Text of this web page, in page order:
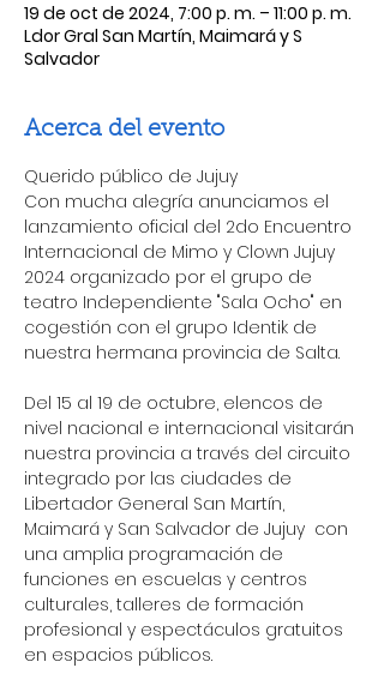
19 de oct de 2024, 7:00 p. m. – 11:00 p. m.
Ldor Gral San Martín, Maimará y S
Salvador
Acerca del evento
Querido público de Jujuy
Con mucha alegría anunciamos el
lanzamiento oficial del 2do Encuentro
Internacional de Mimo y Clown Jujuy
2024 organizado por el grupo de
teatro Independiente "Sala Ocho" en
cogestión con el grupo Identik de
nuestra hermana provincia de Salta.
Del 15 al 19 de octubre, elencos de
nivel nacional e internacional visitarán
nuestra provincia a través del circuito
integrado por las ciudades de
Libertador General San Martín,
Maimará y San Salvador de Jujuy  con
una amplia programación de
funciones en escuelas y centros
culturales, talleres de formación
profesional y espectáculos gratuitos
en espacios públicos.